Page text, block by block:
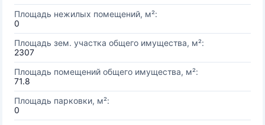
Площадь нежилых помещений, м²:
0
Площадь зем. участка общего имущества, м²:
2307
Площадь помещений общего имущества, м²:
71.8
Площадь парковки, м²:
0